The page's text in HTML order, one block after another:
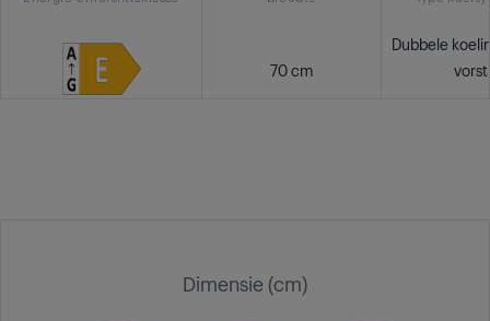
70 cm
Dubbele
vorst
Dimensie (cm)